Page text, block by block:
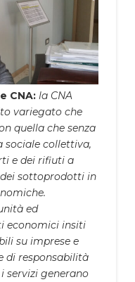
CNA:la CNA
variegato che
quella che senza
sociale collettiva,
e dei rifiuti a
sottoprodotti in
ed
economici insiti
su imprese e
di responsabilità
servizi generano